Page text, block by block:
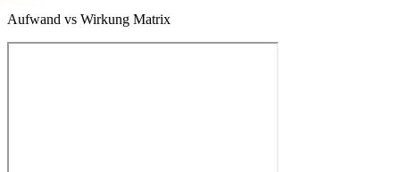
Aufwand vs Wirkung Matrix